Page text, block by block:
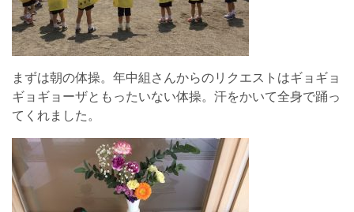
まずは朝の体操。年中組さんからのリクエストはギョギョ
ギョギョーザともったいない体操。汗をかいて全身で踊っ
てくれました。